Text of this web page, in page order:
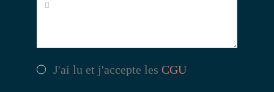
J'ai lu et j'accepte les CGU